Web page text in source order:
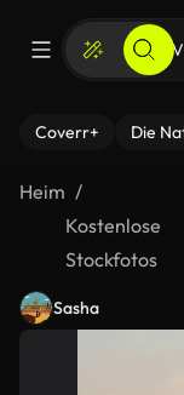
Coverr+ Die
Heim
Kostenlose
Stockfotos
Sasha